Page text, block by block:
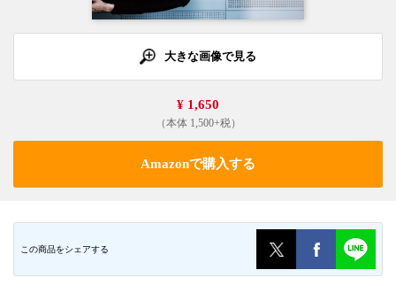
大きな画像で見る
¥ 1,650
（本体 1,500+税）
Amazonで購入する
この商品をシェアする